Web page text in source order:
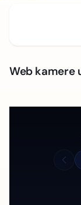
Web kamere